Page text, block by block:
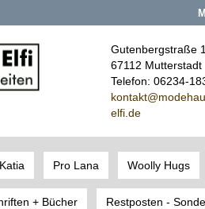
Gutenbergstraße
67112 Mutterstadt
Telefon: 06234-
kont
elfi.de
Pro Lana Woolly Hugs
+ Bücher Restposten -